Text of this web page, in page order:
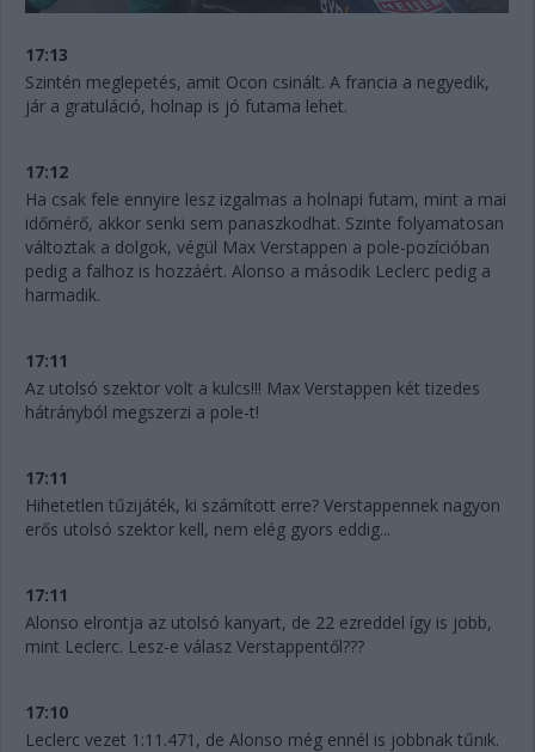
17:13
Szintén meglepetés, amit Ocon csinált. A francia a negyedik,
jár a gratuláció, holnap is jó futama lehet.
17:12
Ha csak fele ennyire lesz izgalmas a holnapi futam, mint a mai
időmérő, akkor senki sem panaszkodhat. Szinte folyamatosan
változtak a dolgok, végül Max Verstappen a pole-pozícióban
pedig a falhoz is hozzáért. Alonso a második Leclerc pedig a
harmadik.
17:11
Az utolsó szektor volt a kulcs!!! Max Verstappen két tizedes
hátrányból megszerzi a pole-t!
17:11
Hihetetlen tűzijáték, ki számított erre? Verstappennek nagyon
erős utolsó szektor kell, nem elég gyors eddig...
17:11
Alonso elrontja az utolsó kanyart, de 22 ezreddel így is jobb,
mint Leclerc. Lesz-e válasz Verstappentől???
17:10
Leclerc vezet 1:11.471, de Alonso még ennél is jobbnak tűnik.